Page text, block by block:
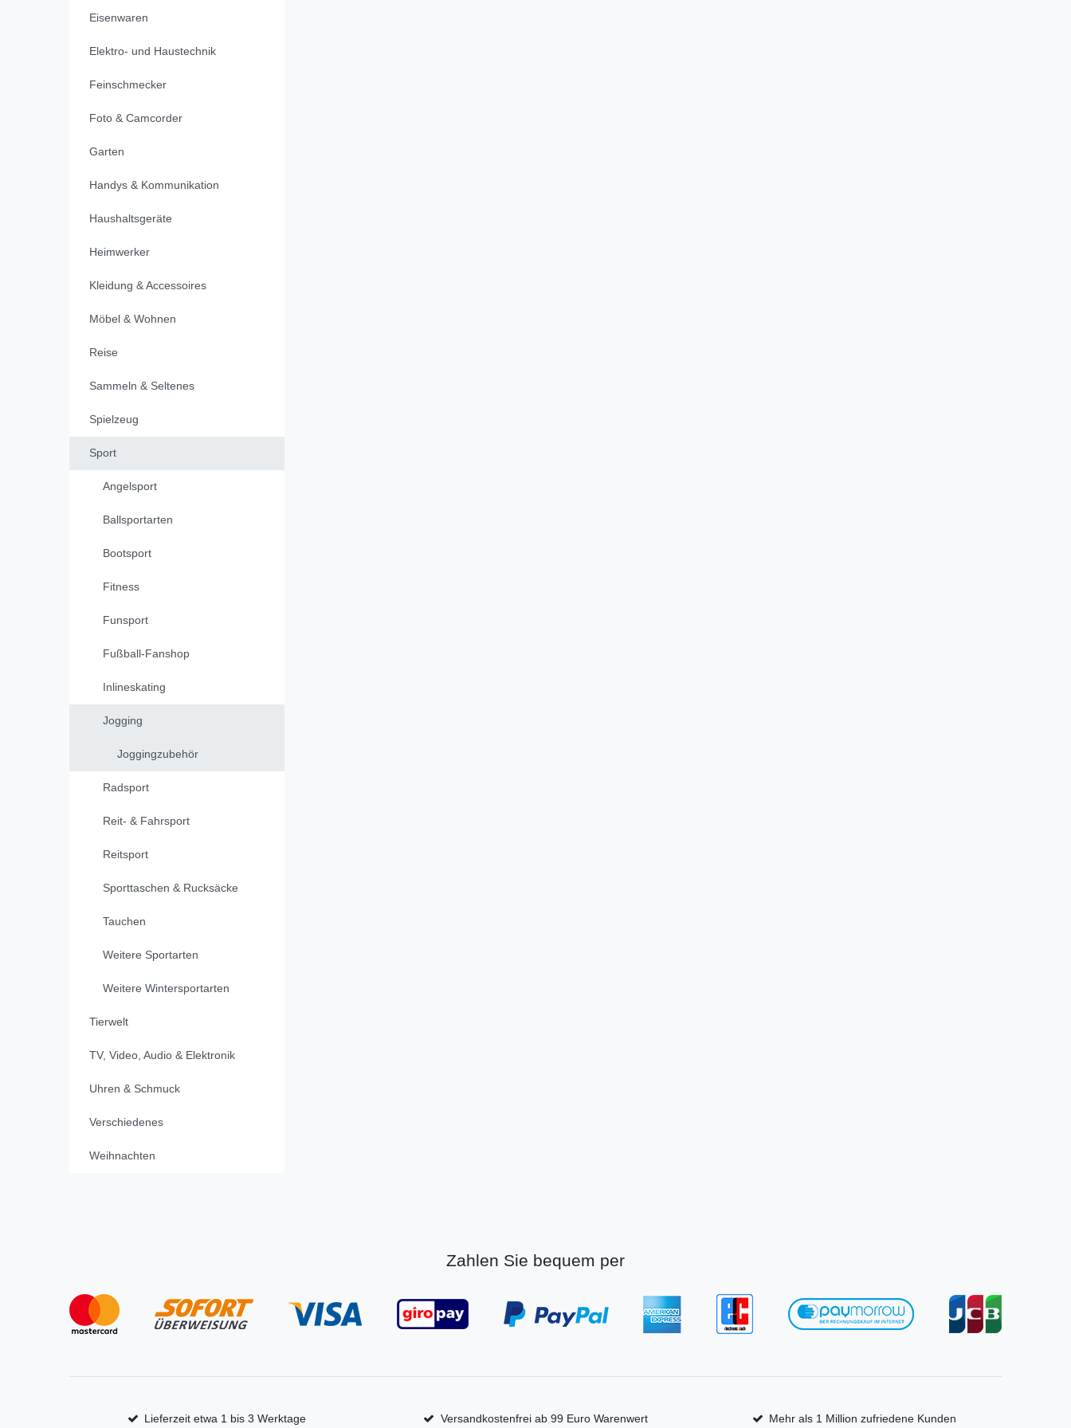
Eisenwaren
Elektro- und Haustechnik
Feinschmecker
Foto & Camcorder
Garten
Handys & Kommunikation
Haushaltsgeräte
Heimwerker
Kleidung & Accessoires
Möbel & Wohnen
Reise
Sammeln & Seltenes
Spielzeug
Sport
Angelsport
Ballsportarten
Bootsport
Fitness
Funsport
Fußball-Fanshop
Inlineskating
Jogging
Joggingzubehör
Radsport
Reit- & Fahrsport
Reitsport
Sporttaschen & Rucksäcke
Tauchen
Weitere Sportarten
Weitere Wintersportarten
Tierwelt
TV, Video, Audio & Elektronik
Uhren & Schmuck
Verschiedenes
Weihnachten
Zahlen Sie bequem per
Lieferzeit etwa 1 bis 3 Werktage Versandkostenfrei ab 99 Euro Warenwert Mehr als 1 Million zufriedene Kunden